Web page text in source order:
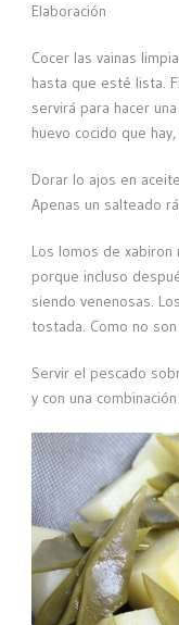
Elaboración
Cocer las vainas
hasta que esté lista.
servirá para hacer
huevo cocido que
Dorar lo ajos en
Apenas un salteado
Los lomos de
porque incluso
siendo venenosas.
tostada. Como no
Servir el pescado
y con una